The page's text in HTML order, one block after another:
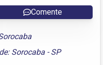
Comente
Sorocaba - SP